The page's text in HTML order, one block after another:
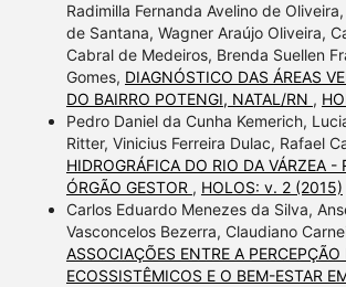
Radimilla Fernanda Avelino de
de Santana, Wagner Araújo Oliveira,
Cabral de Medeiros, Brenda Suellen
Gomes, DIAGNÓSTICO DAS ÁREAS
DO BAIRRO POTENGI, NATAL/RN ,
Pedro Daniel da Cunha Kemerich,
Ritter, Vinicius Ferreira Dulac, Rafael
HIDROGRÁFICA DO RIO DA VÁRZEA -
ÓRGÃO GESTOR , HOLOS: v. 2 (2015)
Carlos Eduardo Menezes da Silva,
Vasconcelos Bezerra, Claudiano
ASSOCIAÇÕES ENTRE A PERCEPÇÃO
ECOSSISTÊMICOS E O BEM-ESTAR